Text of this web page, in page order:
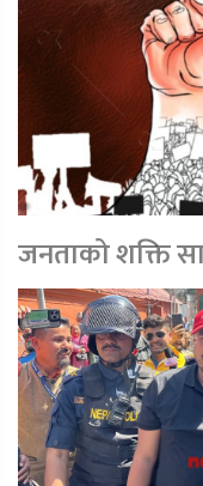
जनताको शक्ति